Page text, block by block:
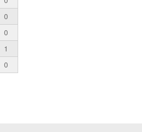
0
0
1
0